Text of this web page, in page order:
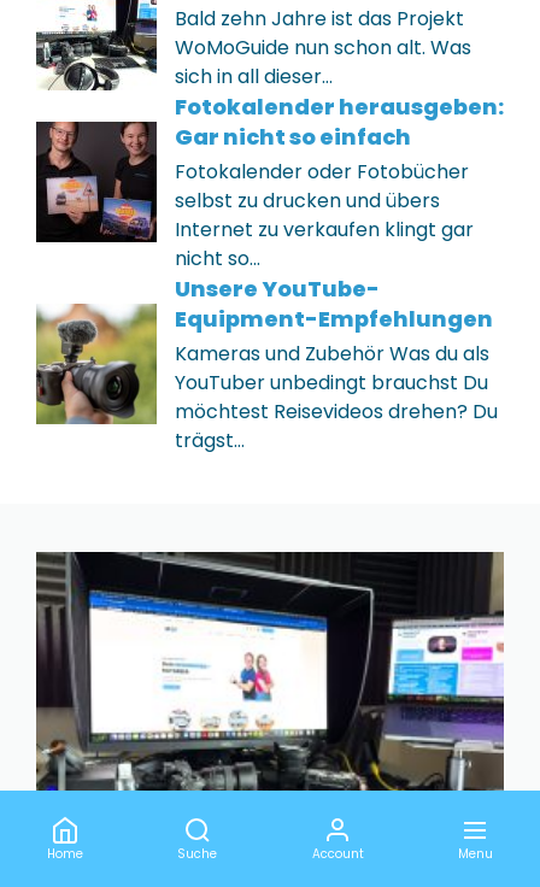
Bald zehn Jahre ist das Projekt
WoMoGuide nun schon alt. Was
sich in all dieser…
Fotokalender herausgeben:
Gar nicht so einfach
Fotokalender oder Fotobücher
selbst zu drucken und übers
Internet zu verkaufen klingt gar
nicht so…
Unsere YouTube-
Equipment-Empfehlungen
Kameras und Zubehör Was du als
YouTuber unbedingt brauchst Du
möchtest Reisevideos drehen? Du
trägst…
Das Projekt WoMoGuide
Home Suche Account Menu